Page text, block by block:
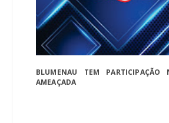
BLUMENAU TEM
AMEAÇADA